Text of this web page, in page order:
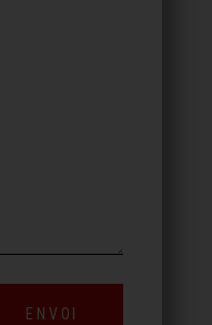
ENVOI